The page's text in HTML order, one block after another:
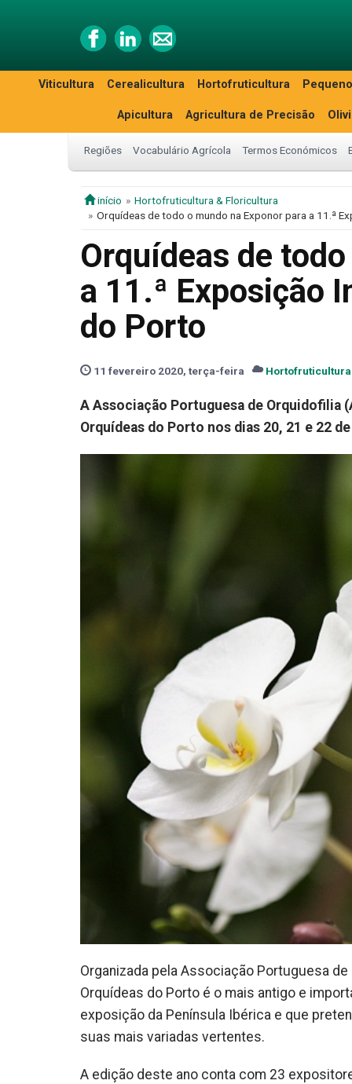
Viticultura Cerealicultura Hortofruticultura
Apicultura Agricultura de Precisão
Regiões Vocabulário Agrícola Termos Económicos
início
Hortofruticultura & Floricultura
Orquídeas de todo o mundo na Exponor para a 11.ª
Orquídeas de
a 11.ª Exposição
do Porto
11 fevereiro 2020, terça-feira
A Associação Portuguesa de Orquidofilia
Orquídeas do Porto nos dias 20, 21 e 22
Organizada pela Associação Portuguesa de
Orquídeas do Porto é o mais antigo e
exposição da Península Ibérica e que
suas mais variadas vertentes.
A edição deste ano conta com 23